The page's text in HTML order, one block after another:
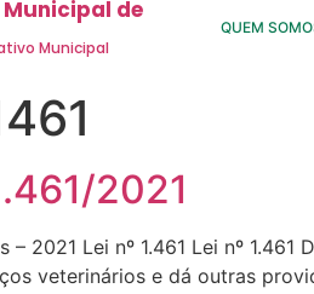
de
Municipal
QUEM
2021
– 2021 Lei nº 1.461 Lei nº
veterinários e dá outras